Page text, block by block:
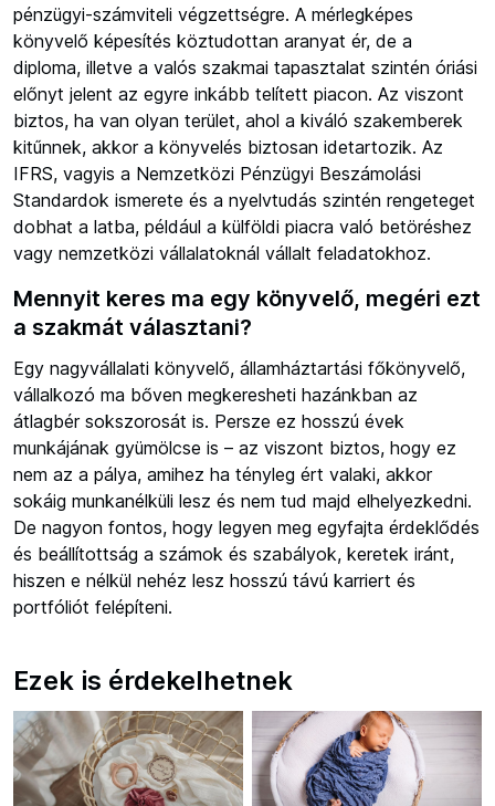
pénzügyi-számviteli végzettségre. A mérlegképes
könyvelő képesítés köztudottan aranyat ér, de a
diploma, illetve a valós szakmai tapasztalat szintén óriási
előnyt jelent az egyre inkább telített piacon. Az viszont
biztos, ha van olyan terület, ahol a kiváló szakemberek
kitűnnek, akkor a könyvelés biztosan idetartozik. Az
IFRS, vagyis a Nemzetközi Pénzügyi Beszámolási
Standardok ismerete és a nyelvtudás szintén rengeteget
dobhat a latba, például a külföldi piacra való betöréshez
vagy nemzetközi vállalatoknál vállalt feladatokhoz.
Mennyit keres ma egy könyvelő, megéri ezt
a szakmát választani?
Egy nagyvállalati könyvelő, államháztartási főkönyvelő,
vállalkozó ma bőven megkeresheti hazánkban az
átlagbér sokszorosát is. Persze ez hosszú évek
munkájának gyümölcse is – az viszont biztos, hogy ez
nem az a pálya, amihez ha tényleg ért valaki, akkor
sokáig munkanélküli lesz és nem tud majd elhelyezkedni.
De nagyon fontos, hogy legyen meg egyfajta érdeklődés
és beállítottság a számok és szabályok, keretek iránt,
hiszen e nélkül nehéz lesz hosszú távú karriert és
portfóliót felépíteni.
Ezek is érdekelhetnek